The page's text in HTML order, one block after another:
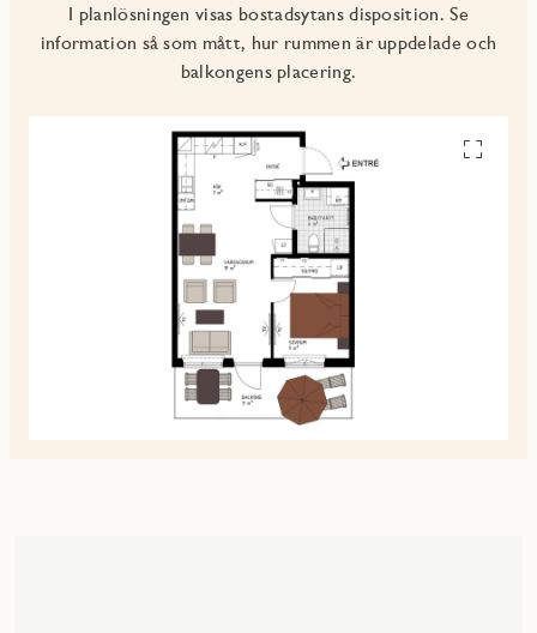
I planlösningen visas bostadsytans disposition. Se
information så som mått, hur rummen är uppdelade och
balkongens placering.
Se